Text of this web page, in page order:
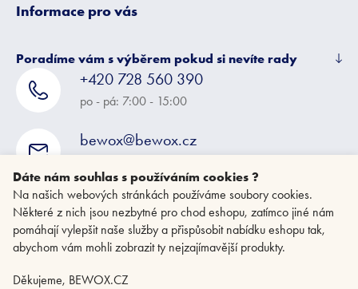
Dáte nám souhlas s používáním cookies ?
Na našich webových stránkách používáme soubory cookies.
Některé z nich jsou nezbytné pro chod eshopu, zatímco jiné nám
pomáhají vylepšit naše služby a přispůsobit nabídku eshopu tak,
abychom vám mohli zobrazit ty nejzajímavější produkty.
Děkujeme, BEWOX.CZ
Informace pro vás
Poradíme vám s výběrem pokud si nevíte rady
+420 728 560 390
po - pá: 7:00 - 15:00
bewox@bewox.cz